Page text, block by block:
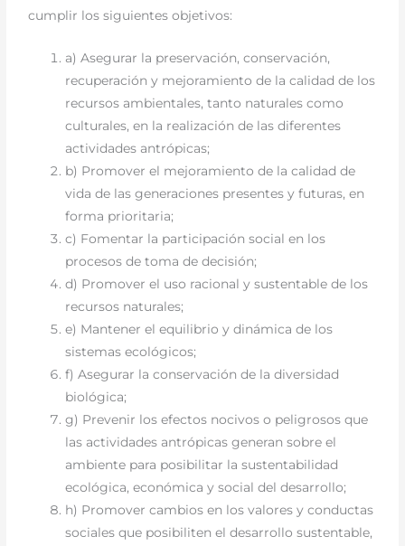
cumplir los siguientes objetivos:
a) Asegurar la preservación, conservación,
recuperación y mejoramiento de la calidad de los
recursos ambientales, tanto naturales como
culturales, en la realización de las diferentes
actividades antrópicas;
b) Promover el mejoramiento de la calidad de
vida de las generaciones presentes y futuras, en
forma prioritaria;
c) Fomentar la participación social en los
procesos de toma de decisión;
d) Promover el uso racional y sustentable de los
recursos naturales;
e) Mantener el equilibrio y dinámica de los
sistemas ecológicos;
f) Asegurar la conservación de la diversidad
biológica;
g) Prevenir los efectos nocivos o peligrosos que
las actividades antrópicas generan sobre el
ambiente para posibilitar la sustentabilidad
ecológica, económica y social del desarrollo;
h) Promover cambios en los valores y conductas
sociales que posibiliten el desarrollo sustentable,